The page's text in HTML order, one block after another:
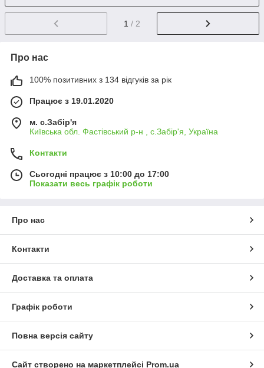
1 / 2
Про нас
100% позитивних з 134 відгуків за рік
Працює з 19.01.2020
м. с.Забір'я
Київська обл. Фастівський р-н , с.Забір'я, Україна
Контакти
Сьогодні працює з 10:00 до 17:00
Показати весь графік роботи
Про нас
Контакти
Доставка та оплата
Графік роботи
Повна версія сайту
Сайт створено на маркетплейсі Prom.ua